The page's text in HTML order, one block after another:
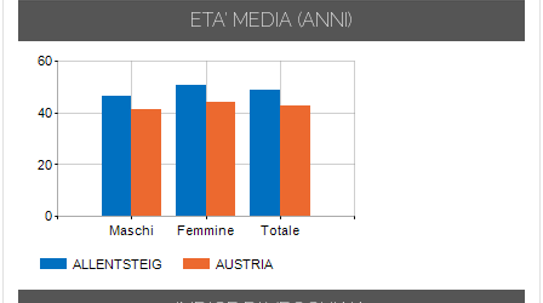
ETA' MEDIA (ANNI)